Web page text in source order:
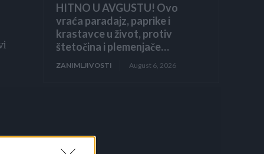
HITNO U AVGUSTU! Ovo
vraća paradajz, paprike i
krastavce u život, protiv
štetočina i plemenjače…
ZANIMLJIVOSTI August 6, 2026